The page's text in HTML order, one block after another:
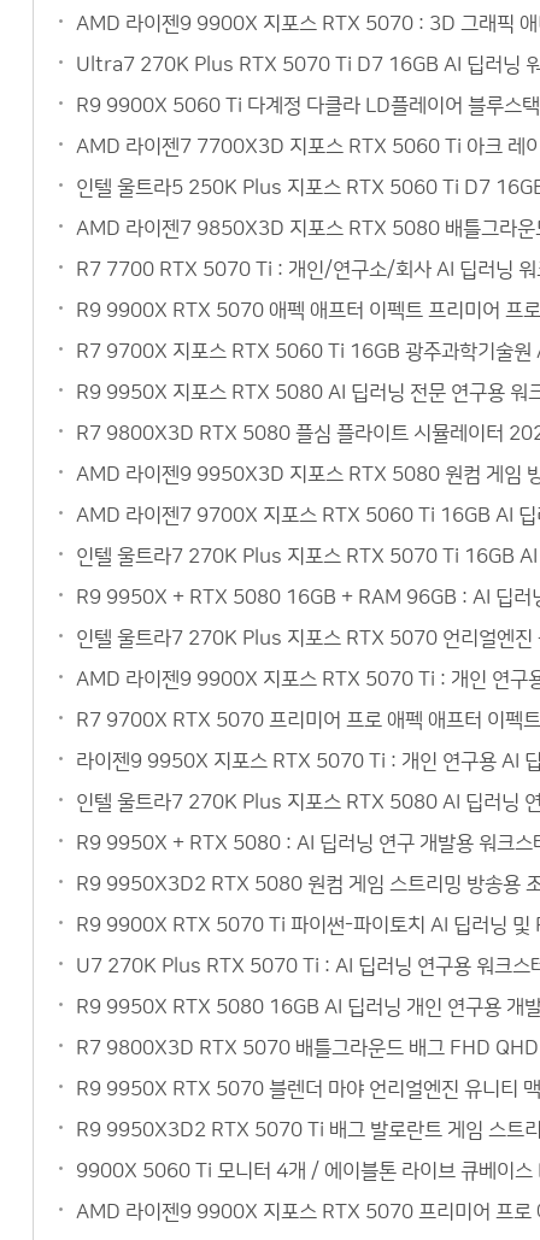
AMD 라이젠9 9900X 지포스 RTX 5070 : 3D 그래픽 애
Ultra7 270K Plus RTX 5070 Ti D7 16GB AI 딥러닝 워
R9 9900X 5060 Ti 다계정 다클라 LD플레이어 블루스
AMD 라이젠7 7700X3D 지포스 RTX 5060 Ti 아크 레
인텔 울트라5 250K Plus 지포스 RTX 5060 Ti D7
AMD 라이젠7 9850X3D 지포스 RTX 5080 배틀그라운
R7 7700 RTX 5070 Ti : 개인/연구소/회사 AI 딥러닝 워
R9 9900X RTX 5070 애펙 애프터 이펙트 프리미어 프
R7 9700X 지포스 RTX 5060 Ti 16GB 광주과학기술원
R9 9950X 지포스 RTX 5080 AI 딥러닝 전문 연구용 워
R7 9800X3D RTX 5080 플심 플라이트 시뮬레이터
AMD 라이젠9 9950X3D 지포스 RTX 5080 원컴 게임
AMD 라이젠7 9700X 지포스 RTX 5060 Ti 16GB AI 딥
인텔 울트라7 270K Plus 지포스 RTX 5070 Ti 16GB AI
R9 9950X + RTX 5080 16GB + RAM 96GB : AI 딥러
인텔 울트라7 270K Plus 지포스 RTX 5070 언리얼엔진
AMD 라이젠9 9900X 지포스 RTX 5070 Ti : 개인 연구
R7 9700X RTX 5070 프리미어 프로 애펙 애프터 이펙
라이젠9 9950X 지포스 RTX 5070 Ti : 개인 연구용 AI
인텔 울트라7 270K Plus 지포스 RTX 5080 AI 딥러닝
R9 9950X + RTX 5080 : AI 딥러닝 연구 개발용 워크스
R9 9950X3D2 RTX 5080 원컴 게임 스트리밍 방송용
R9 9900X RTX 5070 Ti 파이썬-파이토치 AI 딥러닝 및
U7 270K Plus RTX 5070 Ti : AI 딥러닝 연구용 워크스
R9 9950X RTX 5080 16GB AI 딥러닝 개인 연구용 개
R7 9800X3D RTX 5070 배틀그라운드 배그 FHD QHD
R9 9950X RTX 5070 블렌더 마야 언리얼엔진 유니티
R9 9950X3D2 RTX 5070 Ti 배그 발로란트 게임 스트
9900X 5060 Ti 모니터 4개 / 에이블톤 라이브 큐베이스
AMD 라이젠9 9900X 지포스 RTX 5070 프리미어 프로